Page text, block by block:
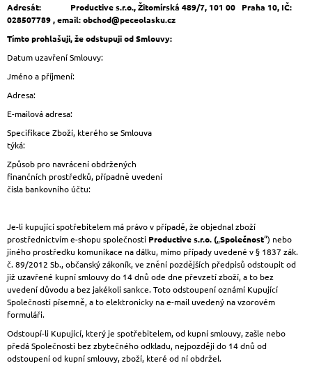
Adresát:
Productive s.r.o., Žitomírská 489/7, 101 00 Praha 10, IČ:
028507789 , email:obchod@peceolasku.cz
Tímto prohlašuji, že odstupuji od Smlouvy:
Datum uzavření Smlouvy:
Jméno a příjmení:
Adresa:
E-mailová adresa:
Specifikace Zboží, kterého se Smlouva
týká:
Způsob pro navrácení obdržených
finančních prostředků, případně uvedení
čísla bankovního účtu:
Je-li kupující spotřebitelem má právo v případě, že objednal zboží
prostřednictvím e-shopu společnosti Productive s.r.o. („Společnost“) nebo
jiného prostředku komunikace na dálku, mimo případy uvedené v § 1837 zák.
č. 89/2012 Sb., občanský zákoník, ve znění pozdějších předpisů odstoupit od
již uzavřené kupní smlouvy do 14 dnů ode dne převzetí zboží, a to bez
uvedení důvodu a bez jakékoli sankce. Toto odstoupení oznámí Kupující
Společnosti písemně, a to elektronicky na e-mail uvedený na vzorovém
formuláři.
Odstoupí-li Kupující, který je spotřebitelem, od kupní smlouvy, zašle nebo
předá Společnosti bez zbytečného odkladu, nejpozději do 14 dnů od
odstoupení od kupní smlouvy, zboží, které od ní obdržel.